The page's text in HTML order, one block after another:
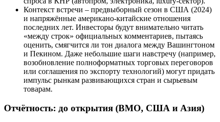
Контекст встречи – предвыборный сезон в США (2024)
и напряжённые американо-китайские отношения
последних лет. Инвесторы будут внимательно читать
«между строк» официальных комментариев, пытаясь
оценить, смягчится ли тон диалога между Вашингтоном
и Пекином. Даже небольшие шаги навстречу (например,
возобновление полноформатных торговых переговоров
или соглашения по экспорту технологий) могут придать
импульс рынкам развивающихся стран и сырьевым
товарам.
Отчётность: до открытия (BMO, США и Азия)